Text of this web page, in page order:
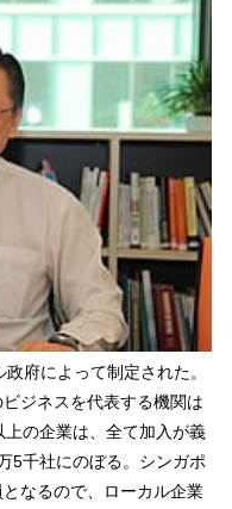
府によって制定された。
ジネスを代表する機関は
の企業は、全て加入が義
5千社にのぼる。シンガポ
なるので、ローカル企業